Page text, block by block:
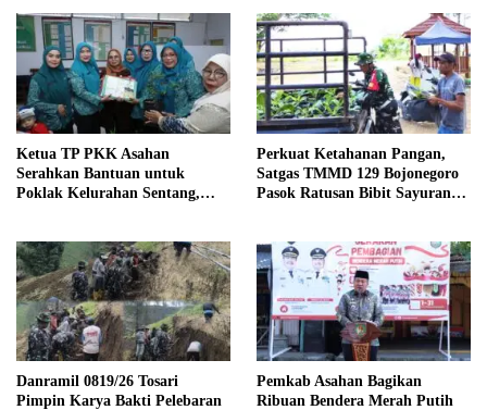
Ketua TP PKK Asahan
Serahkan Bantuan untuk
Poklak Kelurahan Sentang,
Perkuat Ketahanan Pangan,
Satgas TMMD 129 Bojonegoro
Pasok Ratusan Bibit Sayuran
Danramil 0819/26 Tosari
Pimpin Karya Bakti Pelebaran
Pemkab Asahan Bagikan
Ribuan Bendera Merah Putih